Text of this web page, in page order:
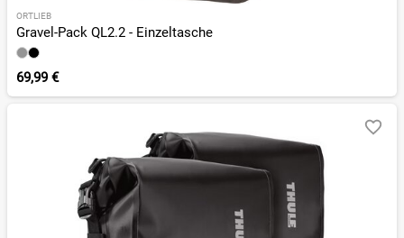
ORTLIEB
Gravel-Pack QL2.2 - Einzeltasche
69,99 €